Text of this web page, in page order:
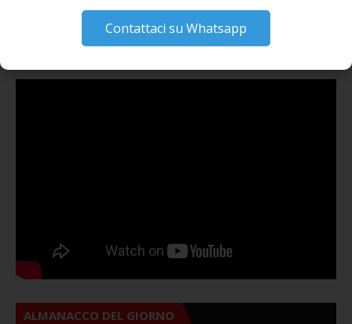
Contattaci su Whatsapp
ISCRIVITI AL CANALE YOUTUBE
ALMANACCO DEL GIORNO